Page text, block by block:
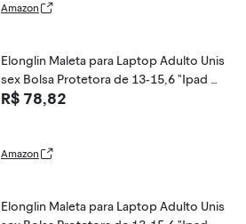
s Microsoft Surface Book, azul
Amazon
Elonglin Maleta para Laptop Adulto Unis
sex Bolsa Protetora de 13-15,6 "Ipad B
olsa para Notebook à Prova d'água com
R$ 78,82
Amazon
Elonglin Maleta para Laptop Adulto Unis